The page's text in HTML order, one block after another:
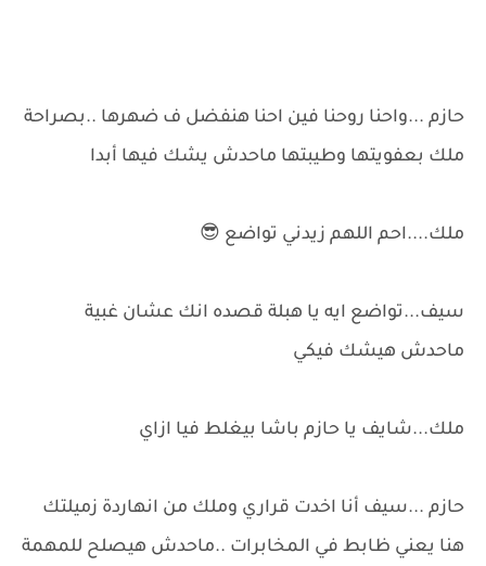
حازم ...واحنا روحنا فين احنا هنفضل ف ضهرها ..بصراحة
ملك بعفويتها وطيبتها ماحدش يشك فيها أبدا
ملك....احم اللهم زيدني تواضع 😎
سيف...تواضع ايه يا هبلة قصده انك عشان غبية
ماحدش هيشك فيكي
ملك...شايف يا حازم باشا بيغلط فيا ازاي
حازم ...سيف أنا اخدت قراري وملك من انهاردة زميلتك
هنا يعني ظابط في المخابرات ..ماحدش هيصلح للمهمة